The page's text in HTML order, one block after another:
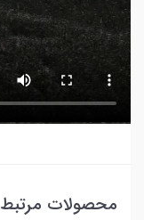
محصولات مرتبط